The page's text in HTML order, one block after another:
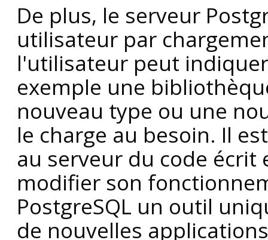
De plus, le serveur
utilisateur par
l'utilisateur peut
exemple une
nouveau type ou une
le charge au besoin. Il
au serveur du code écrit
modifier son
PostgreSQL un outil
de nouvelles